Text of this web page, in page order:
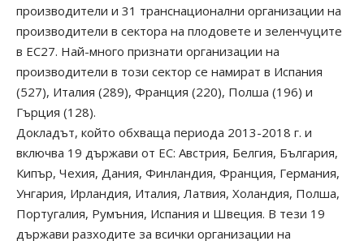
производители и 31 транснационални организации на
производители в сектора на плодовете и зеленчуците
в ЕС27. Най-много признати организации на
производители в този сектор се намират в Испания
(527), Италия (289), Франция (220), Полша (196) и
Гърция (128).
Докладът, който обхваща периода 2013-2018 г. и
включва 19 държави от ЕС: Австрия, Белгия, България,
Кипър, Чехия, Дания, Финландия, Франция, Германия,
Унгария, Ирландия, Италия, Латвия, Холандия, Полша,
Португалия, Румъния, Испания и Швеция. В тези 19
държави разходите за всички организации на